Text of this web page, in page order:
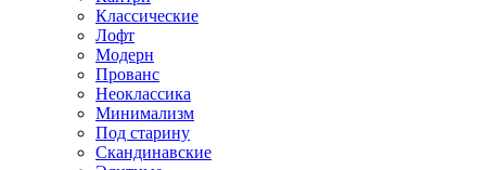
Классические
Лофт
Модерн
Прованс
Неоклассика
Минимализм
Под старину
Скандинавские